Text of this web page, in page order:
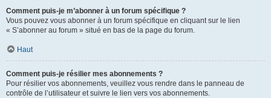
Comment puis-je m’abonner à un forum spécifique ?
Vous pouvez vous abonner à un forum spécifique en cliquant sur le lien
« S’abonner au forum » situé en bas de la page du forum.
Haut
Comment puis-je résilier mes abonnements ?
Pour résilier vos abonnements, veuillez vous rendre dans le panneau de
contrôle de l’utilisateur et suivre le lien vers vos abonnements.